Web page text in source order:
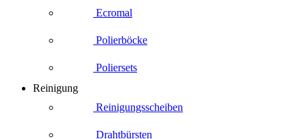
Ecromal
Polierböcke
Poliersets
Reinigung
Reinigungsscheiben
Drahtbürsten